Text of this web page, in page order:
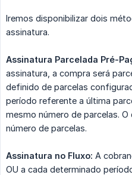
Iremos disponibilizar dois
assinatura.
Assinatura Parcelada Pré-
assinatura, a compra será
definido de parcelas
período referente a última
mesmo número de parcelas.
número de parcelas.
Assinatura no Fluxo: A
OU a cada determinado